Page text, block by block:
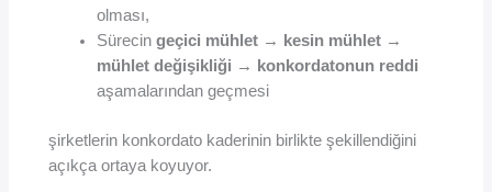
olması,
Sürecingeçici mühlet → kesin mühlet →
mühlet değişikliği → konkordatonun reddi
aşamalarından geçmesi
şirketlerin konkordato kaderinin birlikte şekillendiğini
açıkça ortaya koyuyor.